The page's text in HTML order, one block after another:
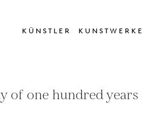
KÜNSTLER KUNSTWERKE
of one hundred